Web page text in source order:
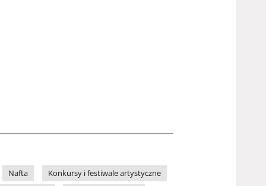
Nafta
Konkursy i festiwale artystyczne